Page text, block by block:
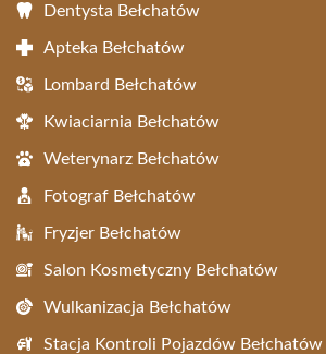
Dentysta Bełchatów
Apteka Bełchatów
Lombard Bełchatów
Kwiaciarnia Bełchatów
Weterynarz Bełchatów
Fotograf Bełchatów
Fryzjer Bełchatów
Salon Kosmetyczny Bełchatów
Wulkanizacja Bełchatów
Stacja Kontroli Pojazdów Bełchatów